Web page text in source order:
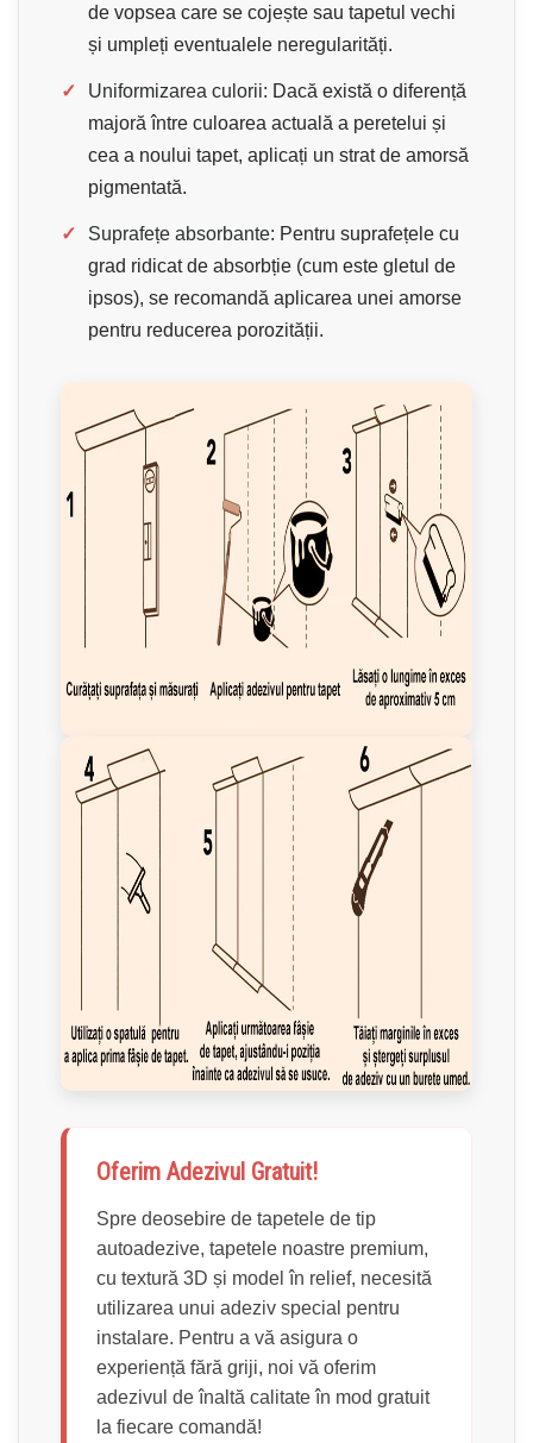
de vopsea care se cojește sau tapetul vechi
și umpleți eventualele neregularități.
✓ Uniformizarea culorii: Dacă există o diferență
majoră între culoarea actuală a peretelui și
cea a noului tapet, aplicați un strat de amorsă
pigmentată.
✓ Suprafețe absorbante: Pentru suprafețele cu
grad ridicat de absorbție (cum este gletul de
ipsos), se recomandă aplicarea unei amorse
pentru reducerea porozității.
Oferim Adezivul Gratuit!
Spre deosebire de tapetele de tip
autoadezive, tapetele noastre premium,
cu textură 3D și model în relief, necesită
utilizarea unui adeziv special pentru
instalare. Pentru a vă asigura o
experiență fără griji, noi vă oferim
adezivul de înaltă calitate în mod gratuit
la fiecare comandă!